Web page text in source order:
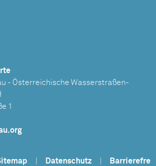
- Österreichische Wasserstraßen-
1
Datenschutz Barrierefre